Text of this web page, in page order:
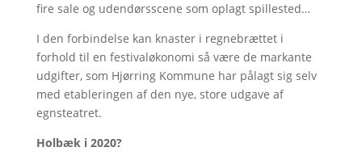
fire sale og udendørsscene som oplagt spillested…
I den forbindelse kan knaster i regnebrættet i
forhold til en festivaløkonomi så være de markante
udgifter, som Hjørring Kommune har pålagt sig selv
med etableringen af den nye, store udgave af
egnsteatret.
Holbæk i 2020?